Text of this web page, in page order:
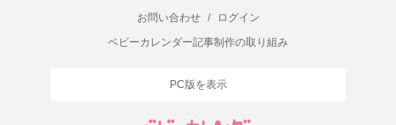
お問い合わせ
/
ログイン
ベビーカレンダー記事制作の取り組み
PC版を表示